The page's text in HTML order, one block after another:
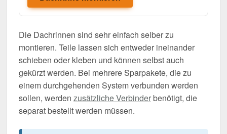
Die Dachrinnen sind sehr einfach selber zu
montieren. Teile lassen sich entweder ineinander
schieben oder kleben und können selbst auch
gekürzt werden. Bei mehrere Sparpakete, die zu
einem durchgehenden System verbunden werden
sollen, werden zusätzliche Verbinderbenötigt, die
separat bestellt werden müssen.